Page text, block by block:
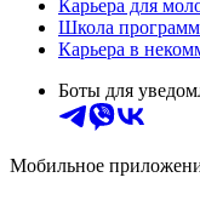
Карьера для
Школа
Карьера в
Боты для
Мобильное